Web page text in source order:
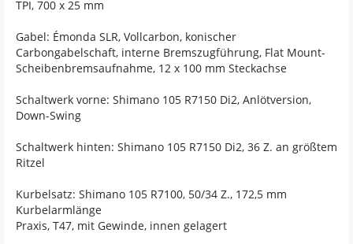
TPI, 700 x 25 mm
Gabel: Émonda SLR, Vollcarbon, konischer
Carbongabelschaft, interne Bremszugführung, Flat Mount-
Scheibenbremsaufnahme, 12 x 100 mm Steckachse
Schaltwerk vorne: Shimano 105 R7150 Di2, Anlötversion,
Down-Swing
Schaltwerk hinten: Shimano 105 R7150 Di2, 36 Z. an größtem
Ritzel
Kurbelsatz: Shimano 105 R7100, 50/34 Z., 172,5 mm
Kurbelarmlänge
Praxis, T47, mit Gewinde, innen gelagert